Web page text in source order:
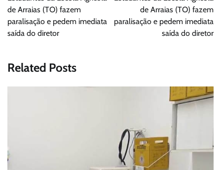
Post
de Arraias (TO) fazem
paralisação e pedem imediata
saída do diretor
de Arraias (TO) fazem
paralisação e pedem imediata
saída do diretor
Related Posts